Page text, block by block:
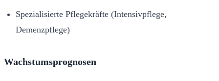
Spezialisierte Pflegekräfte (Intensivpflege,
Demenzpflege)
Wachstumsprognosen